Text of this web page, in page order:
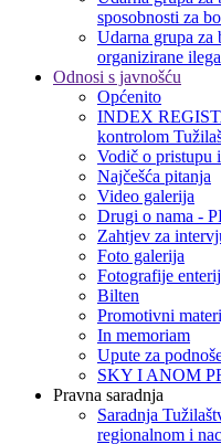
sposobnosti za
Udarna grupa
organizirane
Odnosi s javnošću
Općenito
INDEX
kontrolom
Vodič o pristupu
Najčešća pitanja
Video galerija
Drugi o nama -
Zahtjev za
Foto galerija
Fotografije
Bilten
Promotivni
In memoriam
Upute za
SKY I ANOM
Pravna saradnja
Saradnja
regionalnom i